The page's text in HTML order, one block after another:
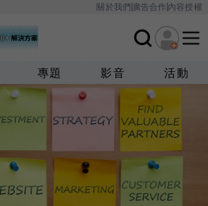
關於我們廣告合作內容授權
專題 影音 活動